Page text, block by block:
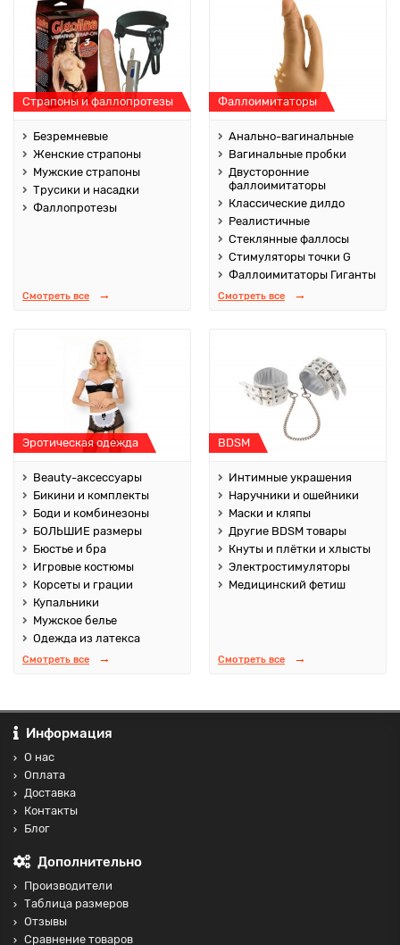
Страпоны и фаллопротезы
Безремневые
Женские страпоны
Мужские страпоны
Трусики и насадки
Фаллопротезы
Смотреть все
Фаллоимитаторы
Анально-вагинальные
Вагинальные пробки
Двусторонние
фаллоимитаторы
Классические дилдо
Реалистичные
Стеклянные фаллосы
Стимуляторы точки G
Фаллоимитаторы Гиганты
Смотреть все
Эротическая одежда
Beauty-аксессуары
Бикини и комплекты
Боди и комбинезоны
БОЛЬШИЕ размеры
Бюстье и бра
Игровые костюмы
Корсеты и грации
Купальники
Мужское белье
Одежда из латекса
Смотреть все
BDSM
Интимные украшения
Наручники и ошейники
Маски и кляпы
Другие BDSM товары
Кнуты и плётки и хлысты
Электростимуляторы
Медицинский фетиш
Смотреть все
Информация
О нас
Оплата
Доставка
Контакты
Блог
Дополнительно
Производители
Таблица размеров
Отзывы
Сравнение товаров